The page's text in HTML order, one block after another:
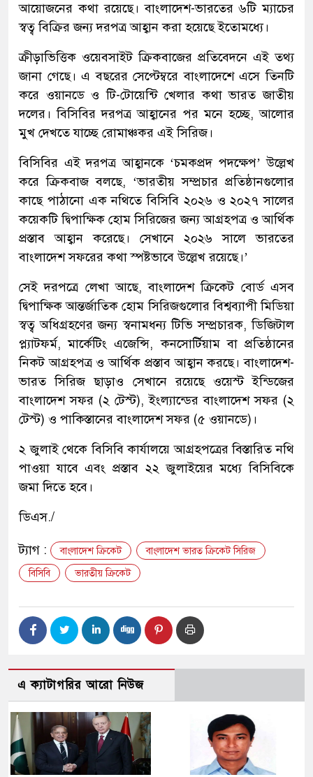
আয়োজনের কথা রয়েছে। বাংলাদেশ-ভারতের ৬টি ম্যাচের
স্বত্ব বিক্রির জন্য দরপত্র আহ্বান করা হয়েছে ইতোমধ্যে।
ক্রীড়াভিত্তিক ওয়েবসাইট ক্রিকবাজের প্রতিবেদনে এই তথ্য
জানা গেছে। এ বছরের সেপ্টেম্বরে বাংলাদেশে এসে তিনটি
করে ওয়ানডে ও টি-টোয়েন্টি খেলার কথা ভারত জাতীয়
দলের। বিসিবির দরপত্র আহ্বানের পর মনে হচ্ছে, আলোর
মুখ দেখতে যাচ্ছে রোমাঞ্চকর এই সিরিজ।
বিসিবির এই দরপত্র আহ্বানকে ‘চমকপ্রদ পদক্ষেপ’ উল্লেখ
করে ক্রিকবাজ বলছে, ‘ভারতীয় সম্প্রচার প্রতিষ্ঠানগুলোর
কাছে পাঠানো এক নথিতে বিসিবি ২০২৬ ও ২০২৭ সালের
কয়েকটি দ্বিপাক্ষিক হোম সিরিজের জন্য আগ্রহপত্র ও আর্থিক
প্রস্তাব আহ্বান করেছে। সেখানে ২০২৬ সালে ভারতের
বাংলাদেশ সফরের কথা স্পষ্টভাবে উল্লেখ রয়েছে।’
সেই দরপত্রে লেখা আছে, বাংলাদেশ ক্রিকেট বোর্ড এসব
দ্বিপাক্ষিক আন্তর্জাতিক হোম সিরিজগুলোর বিশ্বব্যাপী মিডিয়া
স্বত্ব অধিগ্রহণের জন্য স্বনামধন্য টিভি সম্প্রচারক, ডিজিটাল
প্ল্যাটফর্ম, মার্কেটিং এজেন্সি, কনসোর্টিয়াম বা প্রতিষ্ঠানের
নিকট আগ্রহপত্র ও আর্থিক প্রস্তাব আহ্বান করছে। বাংলাদেশ-
ভারত সিরিজ ছাড়াও সেখানে রয়েছে ওয়েস্ট ইন্ডিজের
বাংলাদেশ সফর (২ টেস্ট), ইংল্যান্ডের বাংলাদেশ সফর (২
টেস্ট) ও পাকিস্তানের বাংলাদেশ সফর (৫ ওয়ানডে)।
২ জুলাই থেকে বিসিবি কার্যালয়ে আগ্রহপত্রের বিস্তারিত নথি
পাওয়া যাবে এবং প্রস্তাব ২২ জুলাইয়ের মধ্যে বিসিবিকে
জমা দিতে হবে।
ডিএস./
ট্যাগ : বাংলাদেশ ক্রিকেট
বাংলাদেশ ভারত ক্রিকেট সিরিজ
বিসিবি
ভারতীয় ক্রিকেট
এ ক্যাটাগরির আরো নিউজ